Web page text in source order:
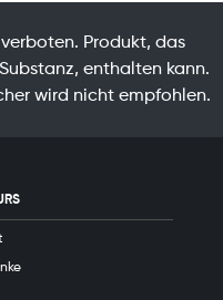
Produkt, das
enthalten kann.
wird nicht empfohlen.